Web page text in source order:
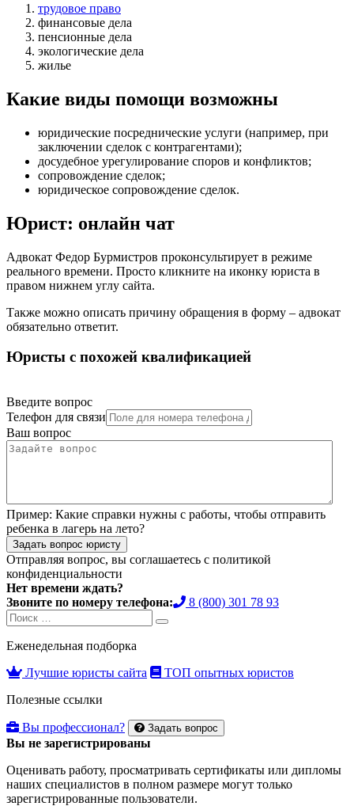
трудовое право
финансовые дела
пенсионные дела
экологические дела
жилье
Какие виды помощи возможны
юридические посреднические услуги (например, при
заключении сделок с контрагентами);
досудебное урегулирование споров и конфликтов;
сопровождение сделок;
юридическое сопровождение сделок.
Юрист: онлайн чат
Адвокат Федор Бурмистров проконсультирует в режиме
реального времени. Просто кликните на иконку юриста в
правом нижнем углу сайта.
Также можно описать причину обращения в форму – адвокат
обязательно ответит.
Юристы с похожей квалификацией
Введите вопрос
Телефон для связи
Ваш вопрос
Пример: Какие справки нужны с работы, чтобы отправить
ребенка в лагерь на лето?
Задать вопрос юристу
Отправляя вопрос, вы соглашаетесь с политикой
конфиденциальности
Нет времени ждать?
Звоните по номеру телефона:
8 (800) 301 78 93
Search
for:
Search
Еженедельная подборка
Лучшие юристы сайта
ТОП опытных юристов
Полезные ссылки
Вы профессионал? Задать вопрос
Вы не зарегистрированы
Оценивать работу, просматривать сертификаты или дипломы
наших специалистов в полном размере могут только
зарегистрированные пользователи.